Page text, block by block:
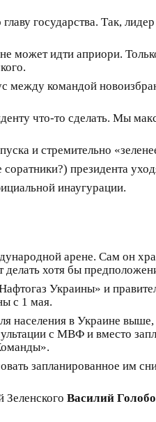
государства. Так,
может идти априори.
между командой
что-то сделать. Мы
и стремительно
президента
инаугурации.
арене. Сам он
хотя бы
Украины» и
с 1 мая.
населения в Украине
с МВФ и вместо
запланированное им
Зеленского Василий